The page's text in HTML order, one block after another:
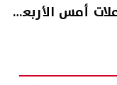
أمس الأربعاء،